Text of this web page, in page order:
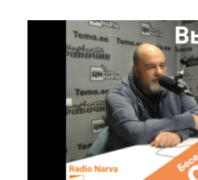
Интервью
Нарва и северо-восток
Обзор прессы
Парламент и правительство
Фотографии